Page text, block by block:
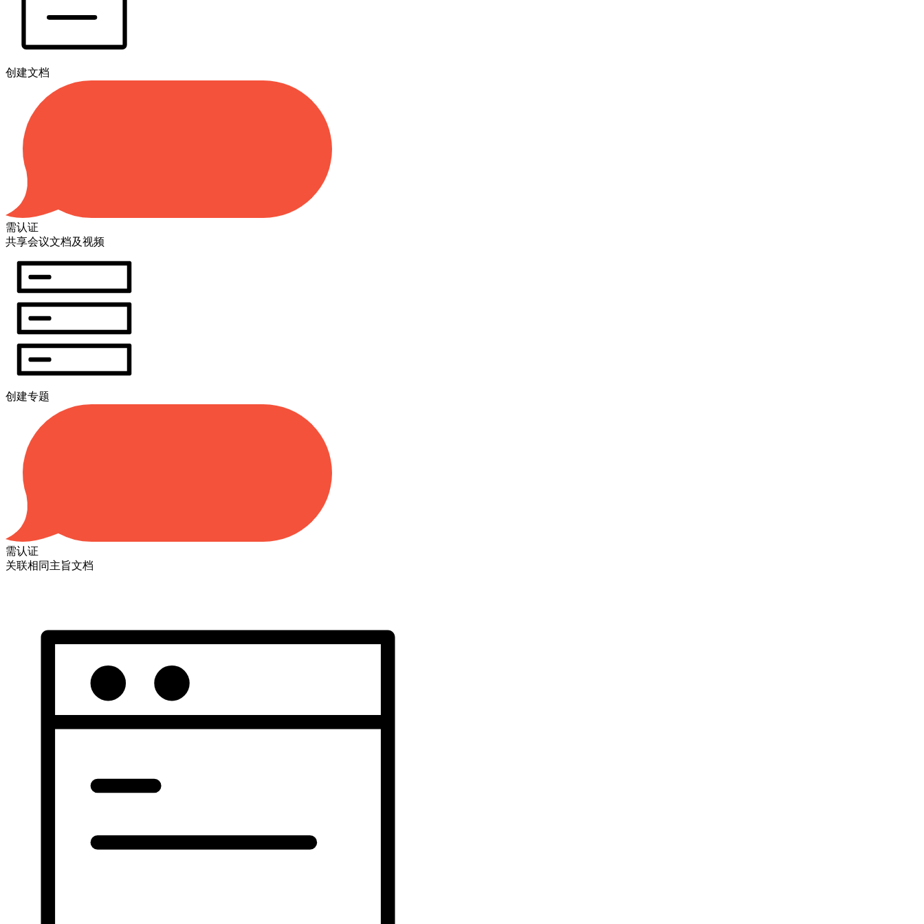
创建文档
需认证
共享会议文档及视频
创建专题
需认证
关联相同主旨文档